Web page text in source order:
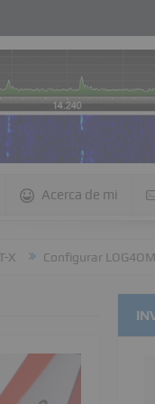
Acerca de mi
Configurar LOG4OM y